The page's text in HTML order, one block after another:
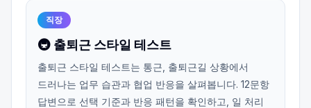
직장
🚇 출퇴근 스타일 테스트
출퇴근 스타일 테스트는 통근, 출퇴근길 상황에서
드러나는 업무 습관과 협업 반응을 살펴봅니다. 12문항
답변으로 선택 기준과 반응 패턴을 확인하고, 일 처리